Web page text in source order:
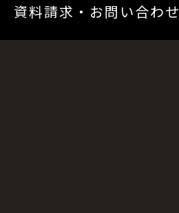
資料請求・お問い合わせ